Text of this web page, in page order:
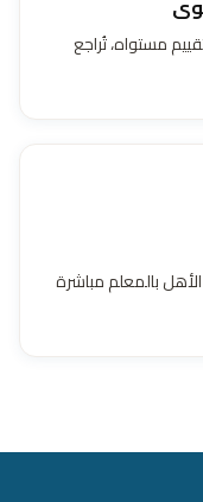
مستواه، تُراجع
بالمعلم مباشرة